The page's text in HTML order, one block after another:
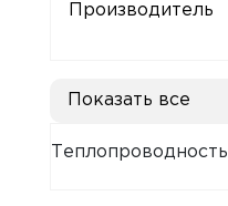
Производитель
Показать все
Теплопроводность